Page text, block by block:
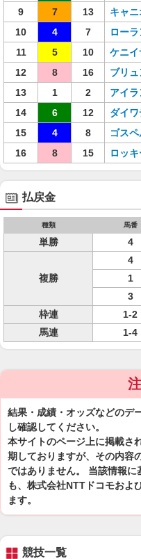
9
7 13 キャ
10
4 7 ロー
11
5 10 ケニイ
12
8 16 ブリ
13
1 2 アイ
14
6 12 ダイ
15
4 8 ゴス
16
8 15 ロッ
払戻金
種類 馬番
単勝 4
複勝
4
1
3
枠連
1-2
馬連
1-4
結果・成績・オッズなどのデ
し確認してください。
本サイトのページ上に掲載さ
期しておりますが、その内容
ではありません。 当該情報
も、株式会社NTTドコモおよ
ます。
競技一覧